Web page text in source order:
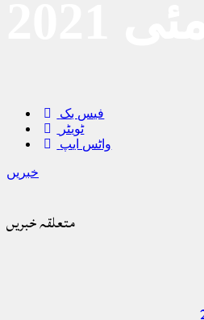
فیس بک
ٹویٹر
واٹس ایپ
خبریں
متعلقہ خبریں